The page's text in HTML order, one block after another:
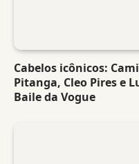
Cabelos icônicos:
Pitanga, Cleo Pires e
Baile da Vogue